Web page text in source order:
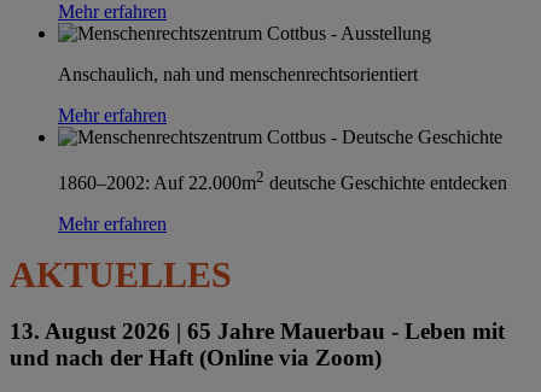
Mehr erfahren
Anschaulich, nah und menschenrechtsorientiert
Mehr erfahren
1860–2002: Auf 22.000m2 deutsche Geschichte entdecken
Mehr erfahren
AKTUELLES
13. August 2026 | 65 Jahre Mauerbau - Leben mit
und nach der Haft (Online via Zoom)